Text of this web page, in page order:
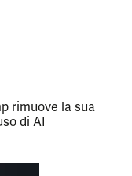
rimuove la sua
di AI